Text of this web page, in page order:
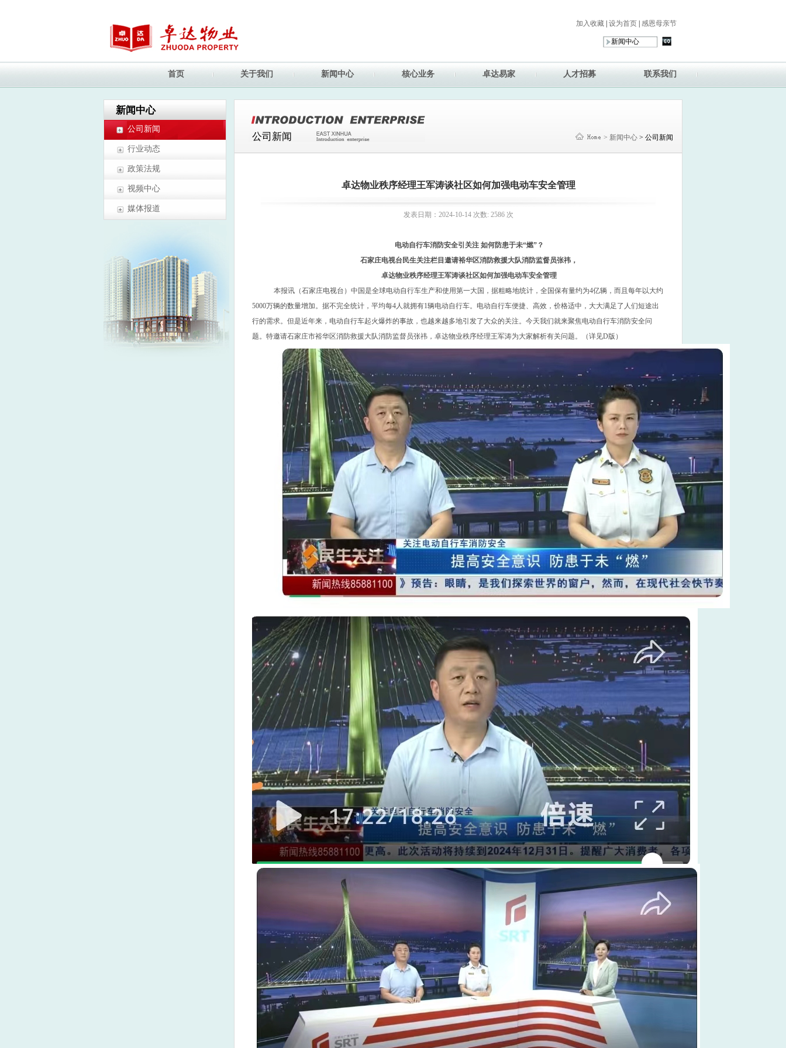
加入收藏 设为首页 感恩母亲节
首页 关于我们 新闻中心 核心业务 卓达易家 人才招募 联系我们
新闻中心
公司新闻
行业动态
政策法规
视频中心
媒体报道
公司新闻 > 新闻中心 > 公司新闻
卓达物业秩序经理王军涛谈社区如何加强电动车安全管理
发表日期：2024-10-14 次数: 2586 次
电动自行车消防安全引关注 如何防患于未“燃”？
石家庄电视台民生关注栏目邀请裕华区消防救援大队消防监督员张祎，
卓达物业秩序经理王军涛谈社区如何加强电动车安全管理
本报讯（石家庄电视台）中国是全球电动自行车生产和使用第一大国，据粗略地统计，全国保有量约为4亿辆，而且每年以大约
5000万辆的数量增加。据不完全统计，平均每4人就拥有1辆电动自行车。电动自行车便捷、高效，价格适中，大大满足了人们短途出
行的需求。但是近年来，电动自行车起火爆炸的事故，也越来越多地引发了大众的关注。今天我们就来聚焦电动自行车消防安全问
题。特邀请石家庄市裕华区消防救援大队消防监督员张祎，卓达物业秩序经理王军涛为大家解析有关问题。（详见D版）